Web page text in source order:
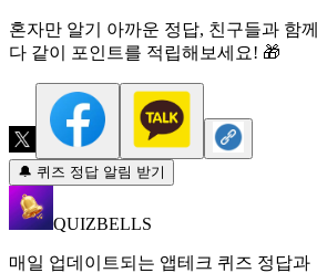
혼자만 알기 아까운 정답, 친구들과 함
다 같이 포인트를 적립해보세요! 🎁
🔔 퀴즈 정답 알림 받기
QUIZBELLS
매일 업데이트되는 앱테크 퀴즈 정답과